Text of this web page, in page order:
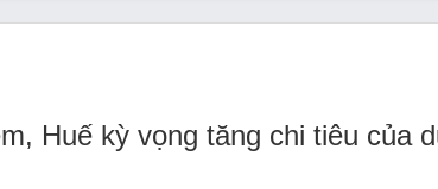
Huế kỳ vọng tăng chi tiêu của